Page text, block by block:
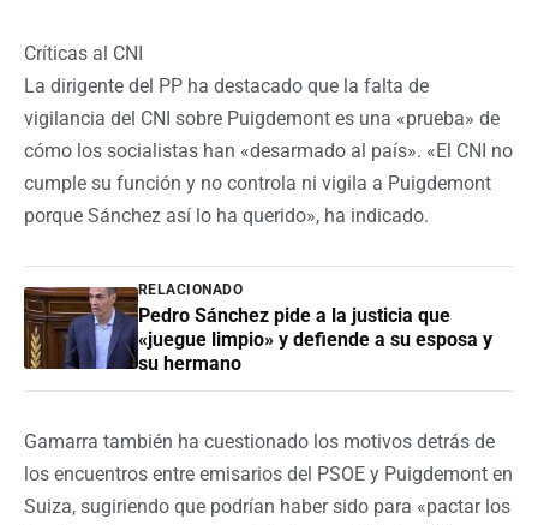
Críticas al CNI
La dirigente del PP ha destacado que la falta de
vigilancia del CNI sobre Puigdemont es una «prueba» de
cómo los socialistas han «desarmado al país». «El CNI no
cumple su función y no controla ni vigila a Puigdemont
porque Sánchez así lo ha querido», ha indicado.
RELACIONADO
Pedro Sánchez pide a la justicia que
«juegue limpio» y defiende a su esposa y
su hermano
Gamarra también ha cuestionado los motivos detrás de
los encuentros entre emisarios del PSOE y Puigdemont en
Suiza, sugiriendo que podrían haber sido para «pactar los